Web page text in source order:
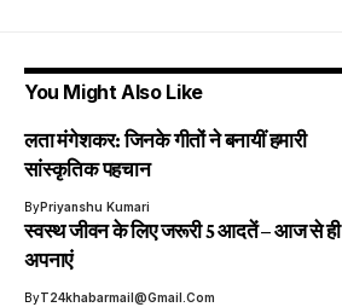
You Might Also Like
लता मंगेशकर: जिनके गीतों ने बनायीं हमारी
सांस्कृतिक पहचान
ByPriyanshu Kumari
स्वस्थ जीवन के लिए जरूरी 5 आदतें – आज से ही
अपनाएं
ByT24khabarmail@gmail.com